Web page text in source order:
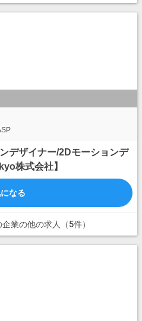
デザイナー/2Dモーションデ
株式会社】
なる
業の他の求人（5件）